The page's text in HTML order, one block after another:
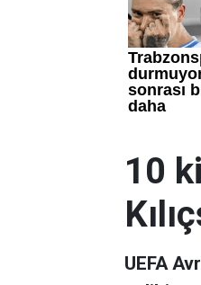
10
UEFA